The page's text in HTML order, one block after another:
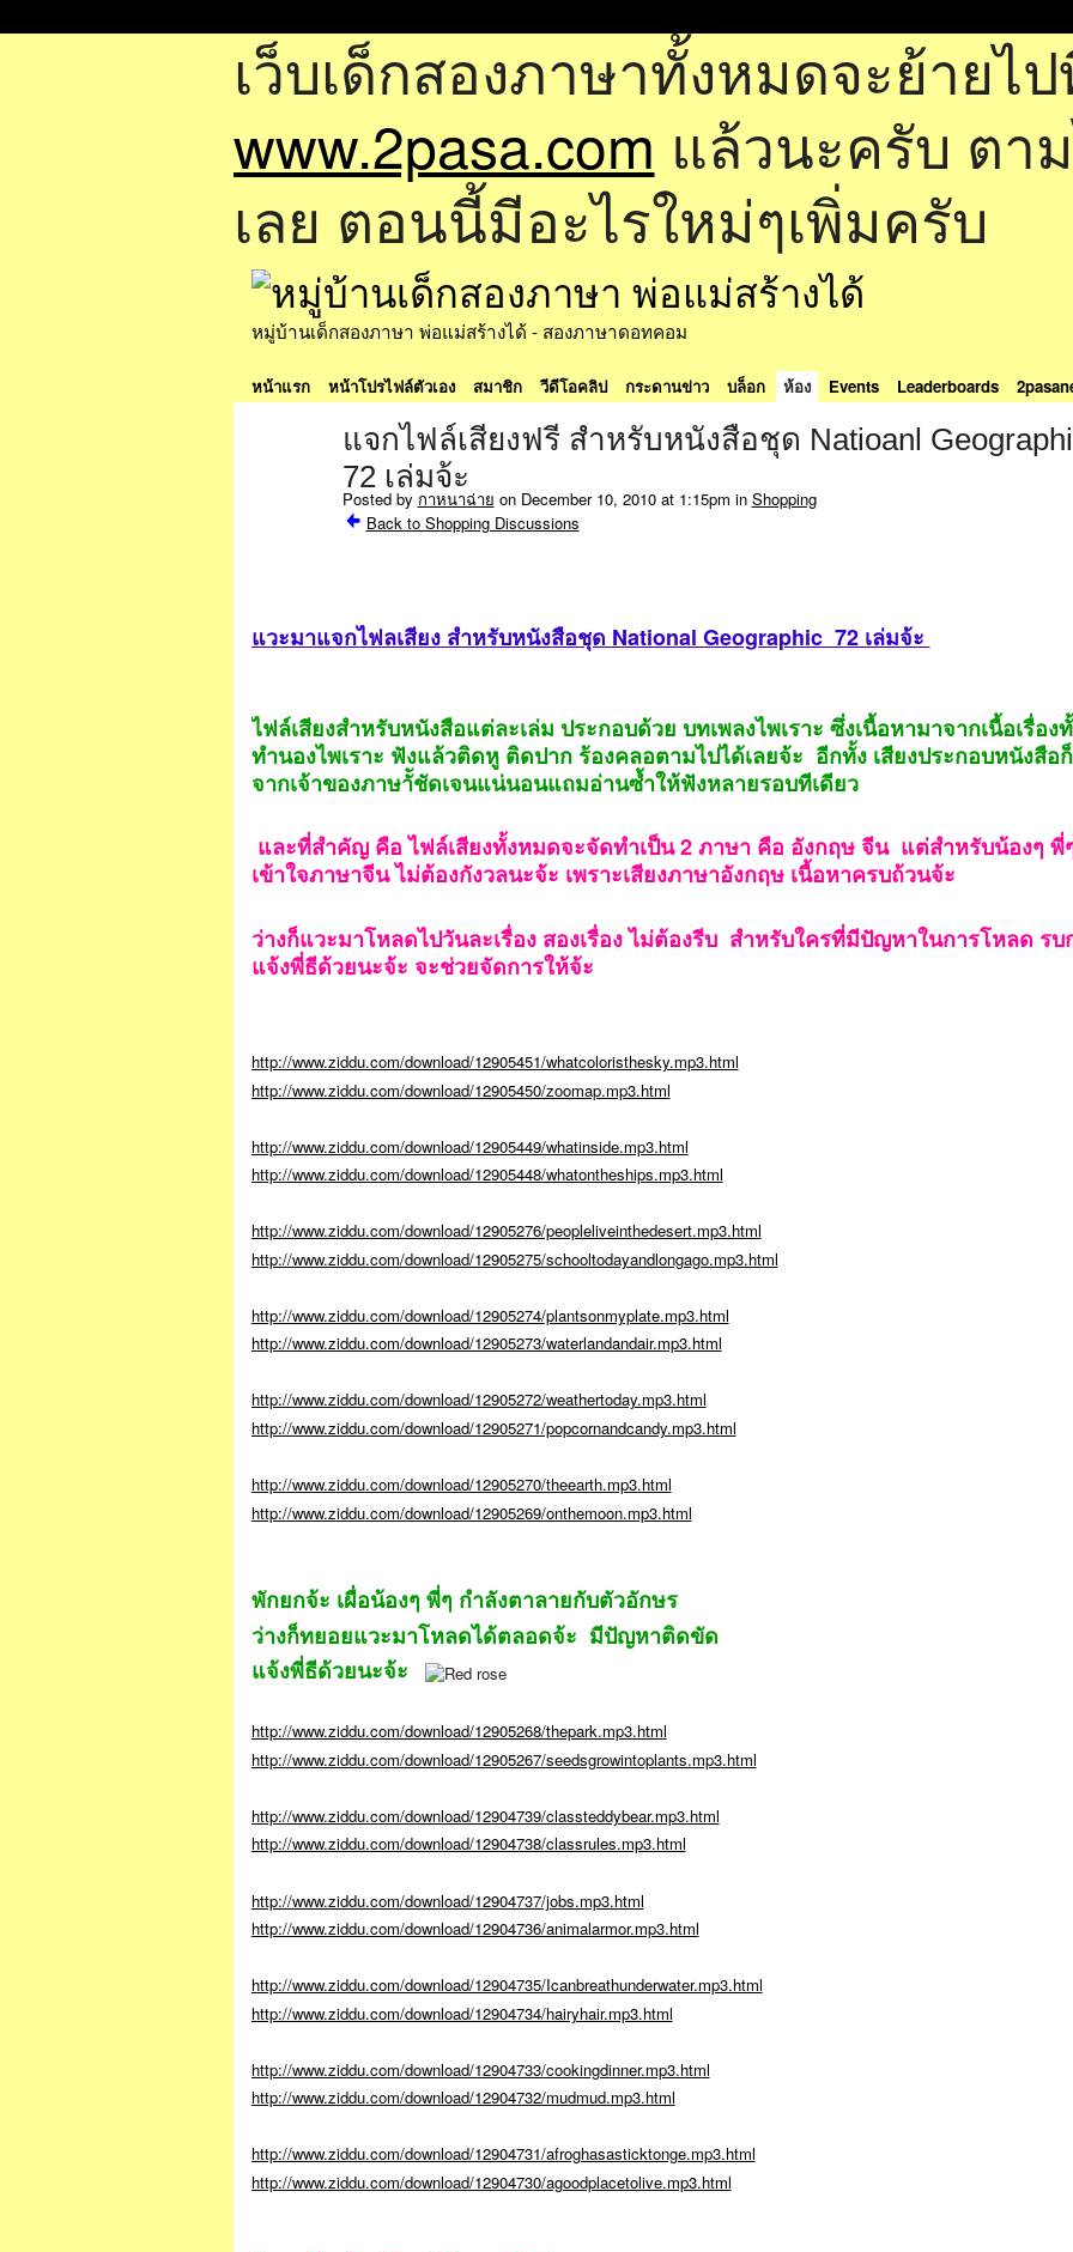
เว็บเด็กสองภาษาทั้งหมดจะย้ายไ
www.2pasa.com แล้วนะครับ ตา
เลย ตอนนี้มีอะไรใหม่ๆเพิ่มครับ
หมู่บ้านเด็กสองภาษา พ่อแม่สร้างได้ - สองภาษาดอทคอม
หน้าแรก หน้าโปรไฟล์ตัวเอง สมาชิก วีดีโอคลิป กระดานข่าว บล็อก ห้อง Events Leaderboards
แจกไฟล์เสียงฟรี สำหรับหนังสือชุด Natioanl
72 เล่มจ้ะ
Posted by กาหนาฉ่าย on December 10, 2010 at 1:15pm in Shopping
Back to Shopping Discussions
แวะมาแจกไฟลเสียง สำหรับหนังสือชุด National Geographic 72 เล่มจ้ะ
ไฟล์เสียงสำหรับหนังสือแต่ละเล่ม ประกอบด้วย บทเพลงไพเราะ ซึ่งเนื้อหามาจากเนื้อเรื่อง
ทำนองไพเราะ ฟังแล้วติดหู ติดปาก ร้องคลอตามไปได้เลยจ้ะ อีกทั้ง เสียงประกอบหนังสือ
จากเจ้าของภาษาััชัดเจนแน่นอนแถมอ่านซ้ำให้ฟังหลายรอบทีเดียว
และที่สำคัญ คือ ไฟล์เสียงทั้งหมดจะจัดทำเป็น 2 ภาษา คือ อังกฤษ จีน แต่สำหรับน้องๆ พี่
เข้าใจภาษาจีน ไม่ต้องกังวลนะจ้ะ เพราะเสียงภาษาอังกฤษ เนื้อหาครบถ้วนจ้ะ
ว่างก็แวะมาโหลดไปวันละเรื่อง สองเรื่อง ไม่ต้องรีบ สำหรับใครที่มีปัญหาในการโหลด รบ
แจ้งพี่ธีด้วยนะจ้ะ จะช่วยจัดการให้จ้ะ
http://www.ziddu.com/download/12905451/whatcoloristhesky.mp3.html
http://www.ziddu.com/download/12905450/zoomap.mp3.html
http://www.ziddu.com/download/12905449/whatinside.mp3.html
http://www.ziddu.com/download/12905448/whatontheships.mp3.html
http://www.ziddu.com/download/12905276/peopleliveinthedesert.mp3.html
http://www.ziddu.com/download/12905275/schooltodayandlongago.mp3.html
http://www.ziddu.com/download/12905274/plantsonmyplate.mp3.html
http://www.ziddu.com/download/12905273/waterlandandair.mp3.html
http://www.ziddu.com/download/12905272/weathertoday.mp3.html
http://www.ziddu.com/download/12905271/popcornandcandy.mp3.html
http://www.ziddu.com/download/12905270/theearth.mp3.html
http://www.ziddu.com/download/12905269/onthemoon.mp3.html
พักยกจ้ะ เผื่อน้องๆ พี่ๆ กำลังตาลายกับตัวอักษร
ว่างก็ทยอยแวะมาโหลดได้ตลอดจ้ะ มีปัญหาติดขัด
แจ้งพี่ธีด้วยนะจ้ะ
http://www.ziddu.com/download/12905268/thepark.mp3.html
http://www.ziddu.com/download/12905267/seedsgrowintoplants.mp3.html
http://www.ziddu.com/download/12904739/classteddybear.mp3.html
http://www.ziddu.com/download/12904738/classrules.mp3.html
http://www.ziddu.com/download/12904737/jobs.mp3.html
http://www.ziddu.com/download/12904736/animalarmor.mp3.html
http://www.ziddu.com/download/12904735/Icanbreathunderwater.mp3.html
http://www.ziddu.com/download/12904734/hairyhair.mp3.html
http://www.ziddu.com/download/12904733/cookingdinner.mp3.html
http://www.ziddu.com/download/12904732/mudmud.mp3.html
http://www.ziddu.com/download/12904731/afroghasasticktonge.mp3.html
http://www.ziddu.com/download/12904730/agoodplacetolive.mp3.html